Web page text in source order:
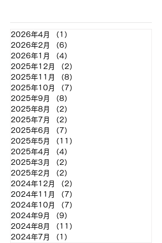
2026年4月 （1）
2026年2月
（6）
2026年1月
（4）
2025年12月
（2）
2025年11月
（8）
2025年10月
（7）
2025年9月
（8）
2025年8月
（2）
2025年7月
（2）
2025年6月
（7）
2025年5月
（11）
2025年4月
（4）
2025年3月
（2）
2025年2月
（2）
2024年12月
（2）
2024年11月
（7）
2024年10月
（7）
2024年9月
（9）
2024年8月
（11）
2024年7月
（1）